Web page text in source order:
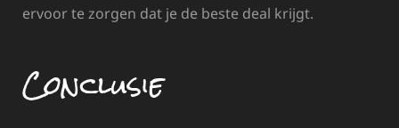
ervoor te zorgen dat je de beste deal krijgt.
Conclusie